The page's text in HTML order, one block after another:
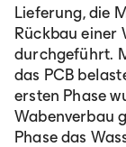
Lieferung, die
Rückbau einer
durchgeführt.
das PCB
ersten Phase
Wabenverbau
Phase das